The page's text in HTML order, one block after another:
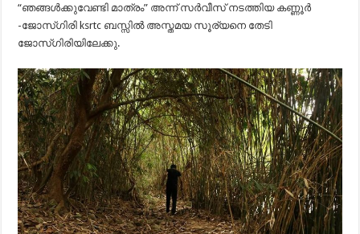
“ഞങ്ങൾക്കുവേണ്ടി മാത്രം” അന്ന് സർവീസ് നടത്തിയ കണ്ണൂർ
-ജോസ്‌ഗിരി ksrtc ബസ്സിൽ അസ്തമയ സൂര്യനെ തേടി
ജോസ്‌ഗിരിയിലേക്കു.